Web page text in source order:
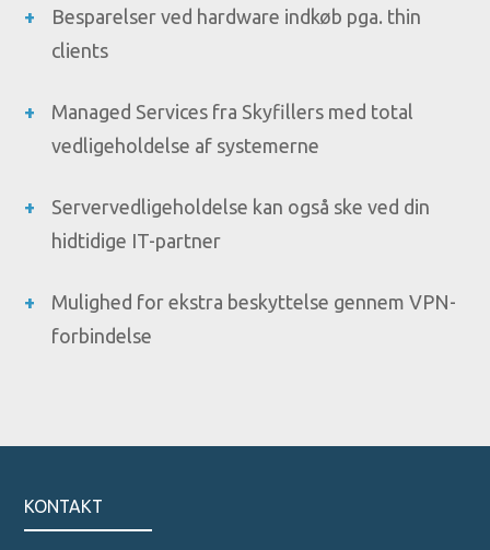
Besparelser ved hardware indkøb pga. thin
clients
Managed Services fra Skyfillers med total
vedligeholdelse af systemerne
Servervedligeholdelse kan også ske ved din
hidtidige IT-partner
Mulighed for ekstra beskyttelse gennem VPN-
forbindelse
KONTAKT